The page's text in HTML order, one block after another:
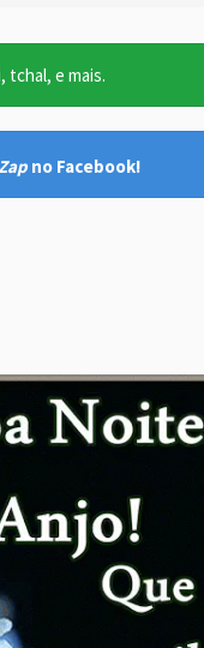
tchal, e mais.
no Facebook!